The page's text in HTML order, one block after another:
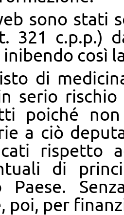
sono stati
321 c.p.p.)
inibendo così
di
serio
poiché
a ciò
rispetto
di
Paese.
poi, per